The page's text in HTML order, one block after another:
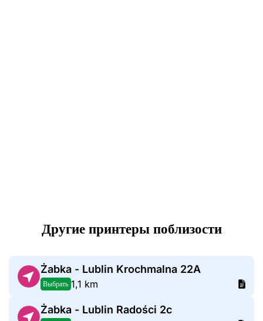
Другие принтеры поблизости
Żabka - Lublin Krochmalna 22A
Выбрать 1,1 km
Żabka - Lublin Radości 2c